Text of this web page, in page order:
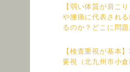
【弱い体質が肩こ
や腰痛に代表され
るのか？どこに問
【検査重視が基本
要視（北九州市小倉